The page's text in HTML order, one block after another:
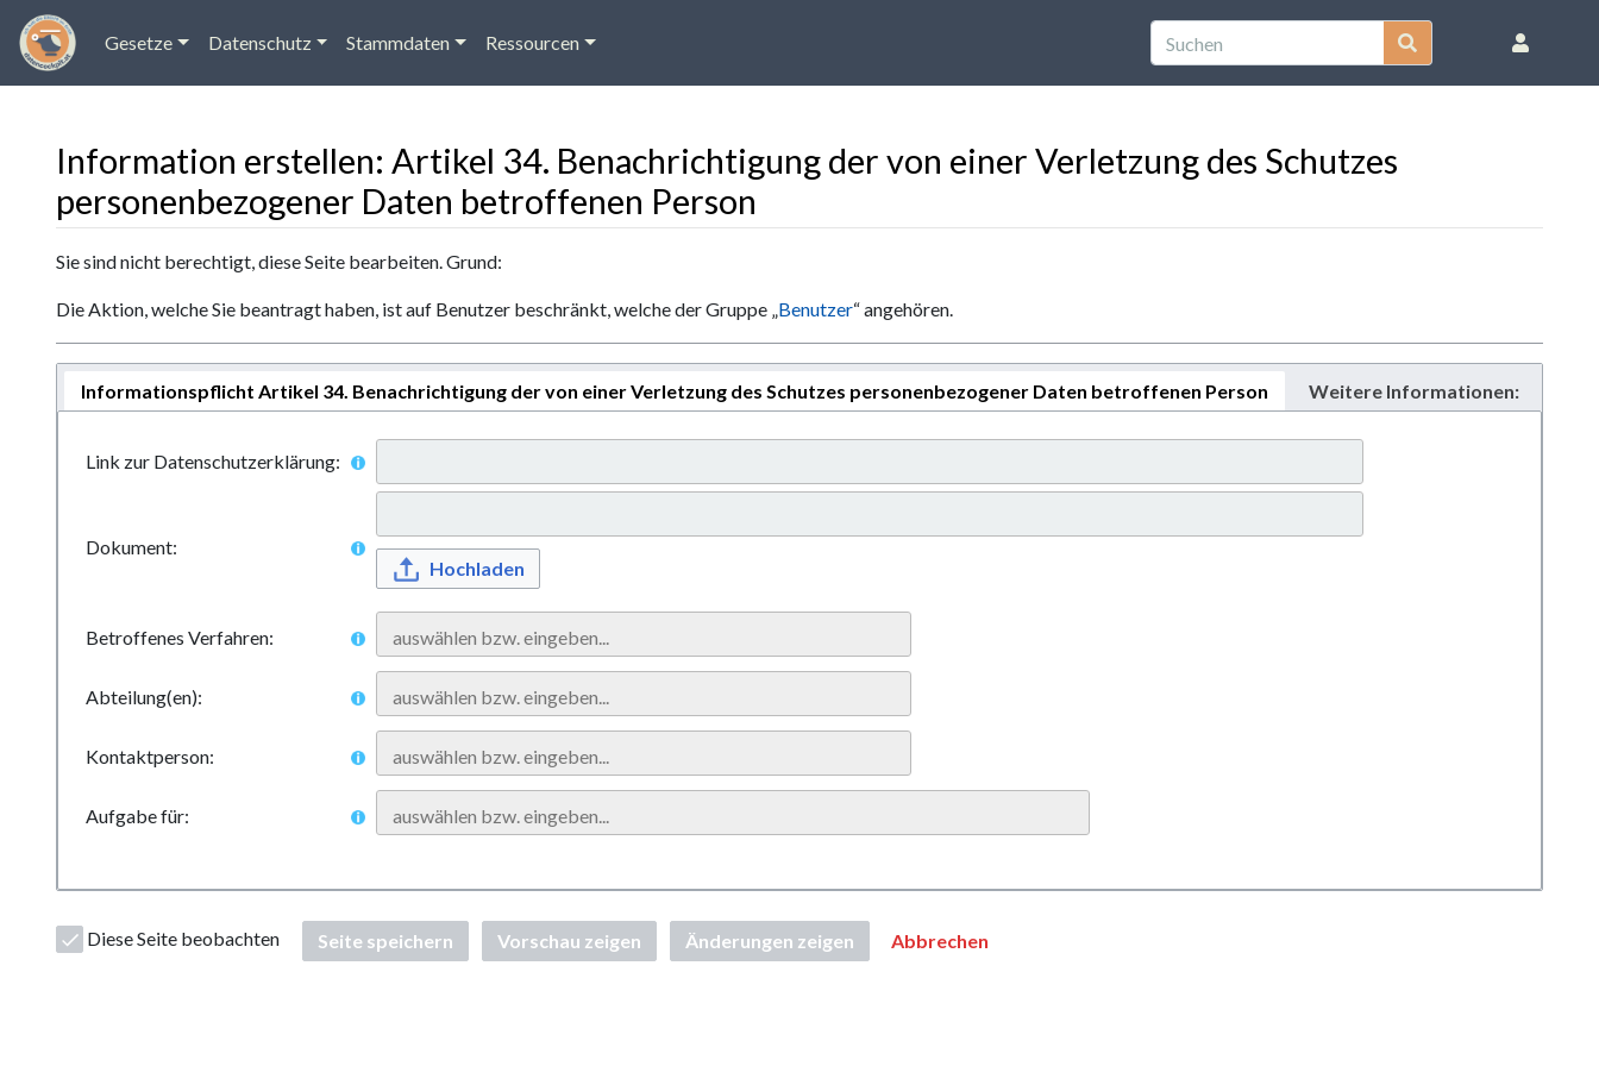
Gesetze Datenschutz Stammdaten Ressourcen
Information erstellen: Artikel 34. Benachrichtigung der von einer Verletzung des Schutzes
personenbezogener Daten betroffenen Person
Wechseln zu: Navigation ,Suche
Sie sind nicht berechtigt, diese Seite bearbeiten. Grund:
Die Aktion, welche Sie beantragt haben, ist auf Benutzer beschränkt, welche der Gruppe „Benutzer“ angehören.
Informationspflicht Artikel 34. Benachrichtigung der von einer Verletzung des Schutzes personenbezogener Daten betroffenen Person Weitere Informationen:
Link zur Datenschutzerklärung:
Dokument:
Hochladen
Betroffenes Verfahren:
Abteilung(en):
Kontaktperson:
Aufgabe für:
Diese Seite beobachten Seite speichern Vorschau zeigen Änderungen zeigen Abbrechen